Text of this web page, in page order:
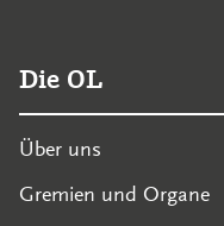
Die OL
Über uns
Gremien und Organe